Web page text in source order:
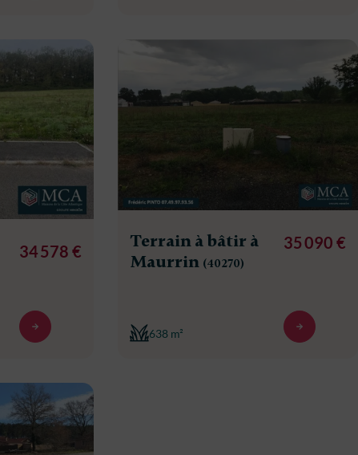
34 578 €
Terrain à bâtir à
Maurrin (40270)
638 m²
35 090 €